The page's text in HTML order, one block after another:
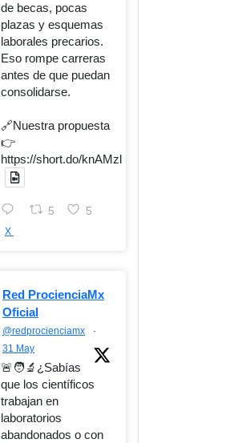
de becas, pocas
plazas y esquemas
laborales precarios.
Eso rompe carreras
antes de que puedan
consolidarse.
🔗Nuestra propuesta
👉
https://short.do/knAMzl
5 5
X
Red ProcienciaMx
Oficial
@redprocienciamx
·
31 May
🚨🧑‍🔬¿Sabías
que los científicos
trabajan en
laboratorios
abandonados o con